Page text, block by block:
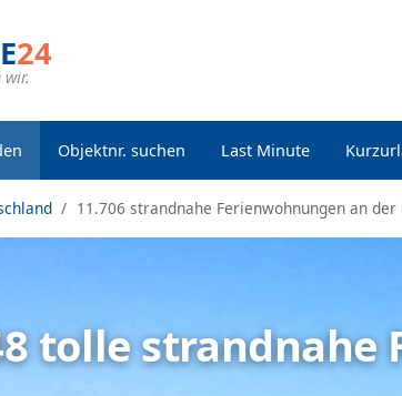
24
wir.
Objektnr. suchen Last Minute
11.706 strandnahe Ferienwohnungen an der
tolle strandnahe